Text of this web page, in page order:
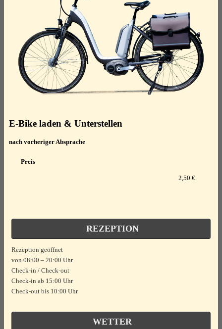
E-Bike laden & Unterstellen
nach vorheriger Absprache
Preis
2,50 €
REZEPTION
Rezeption geöffnet
von 08:00 – 20:00 Uhr
Check-in / Check-out
Check-in ab 15:00 Uhr
Check-out bis 10:00 Uhr
WETTER